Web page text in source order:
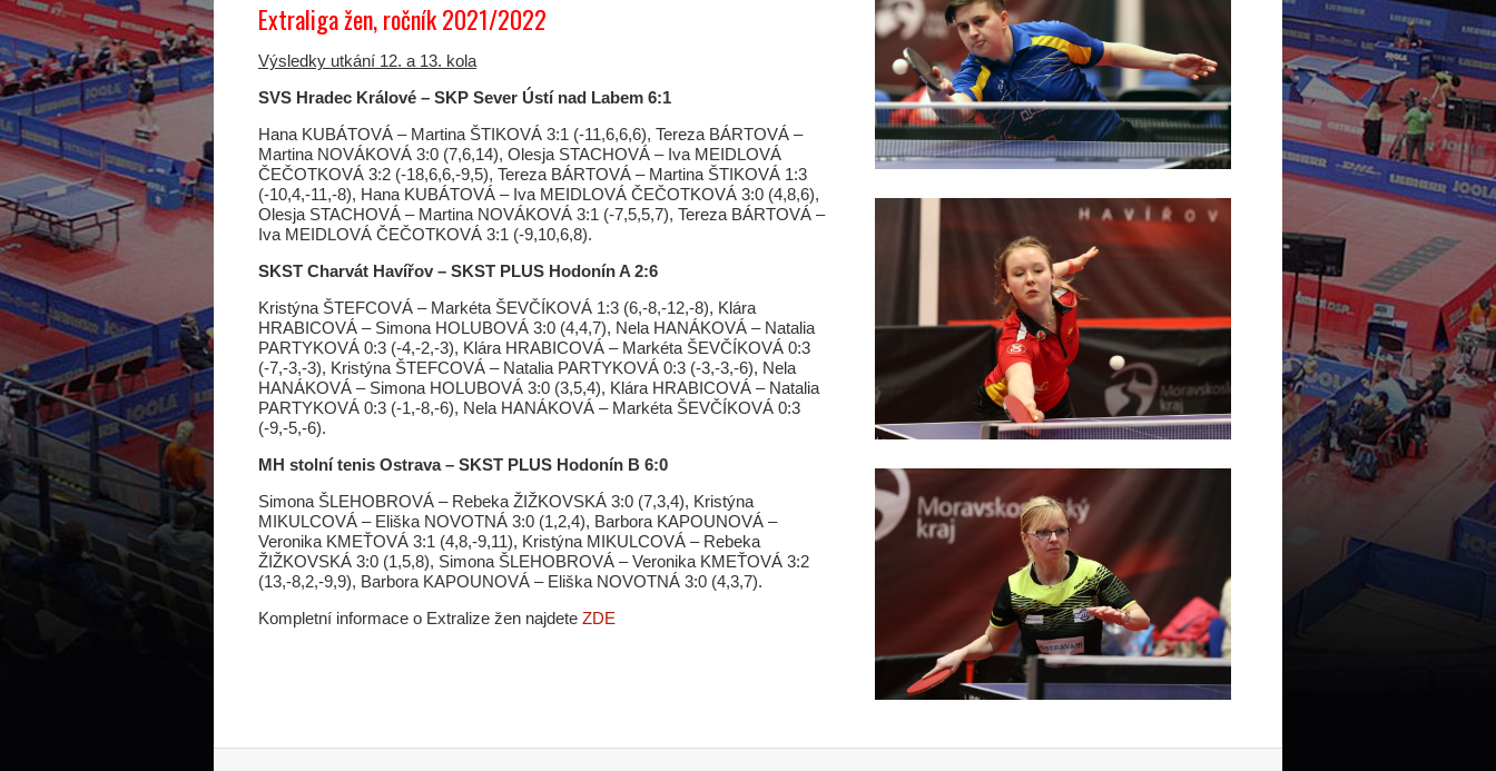
Extraliga žen, ročník 2021/2022
Výsledky utkání 12. a 13. kola
SVS Hradec Králové – SKP Sever Ústí nad Labem 6:1
Hana KUBÁTOVÁ – Martina ŠTIKOVÁ 3:1 (-11,6,6,6), Tereza BÁRTOVÁ –
Martina NOVÁKOVÁ 3:0 (7,6,14), Olesja STACHOVÁ – Iva MEIDLOVÁ
ČEČOTKOVÁ 3:2 (-18,6,6,-9,5), Tereza BÁRTOVÁ – Martina ŠTIKOVÁ 1:3
(-10,4,-11,-8), Hana KUBÁTOVÁ – Iva MEIDLOVÁ ČEČOTKOVÁ 3:0 (4,8,6),
Olesja STACHOVÁ – Martina NOVÁKOVÁ 3:1 (-7,5,5,7), Tereza BÁRTOVÁ –
Iva MEIDLOVÁ ČEČOTKOVÁ 3:1 (-9,10,6,8).
SKST Charvát Havířov – SKST PLUS Hodonín A 2:6
Kristýna ŠTEFCOVÁ – Markéta ŠEVČÍKOVÁ 1:3 (6,-8,-12,-8), Klára
HRABICOVÁ – Simona HOLUBOVÁ 3:0 (4,4,7), Nela HANÁKOVÁ – Natalia
PARTYKOVÁ 0:3 (-4,-2,-3), Klára HRABICOVÁ – Markéta ŠEVČÍKOVÁ 0:3
(-7,-3,-3), Kristýna ŠTEFCOVÁ – Natalia PARTYKOVÁ 0:3 (-3,-3,-6), Nela
HANÁKOVÁ – Simona HOLUBOVÁ 3:0 (3,5,4), Klára HRABICOVÁ – Natalia
PARTYKOVÁ 0:3 (-1,-8,-6), Nela HANÁKOVÁ – Markéta ŠEVČÍKOVÁ 0:3
(-9,-5,-6).
MH stolní tenis Ostrava – SKST PLUS Hodonín B 6:0
Simona ŠLEHOBROVÁ – Rebeka ŽIŽKOVSKÁ 3:0 (7,3,4), Kristýna
MIKULCOVÁ – Eliška NOVOTNÁ 3:0 (1,2,4), Barbora KAPOUNOVÁ –
Veronika KMEŤOVÁ 3:1 (4,8,-9,11), Kristýna MIKULCOVÁ – Rebeka
ŽIŽKOVSKÁ 3:0 (1,5,8), Simona ŠLEHOBROVÁ – Veronika KMEŤOVÁ 3:2
(13,-8,2,-9,9), Barbora KAPOUNOVÁ – Eliška NOVOTNÁ 3:0 (4,3,7).
Kompletní informace o Extralize žen najdete ZDE